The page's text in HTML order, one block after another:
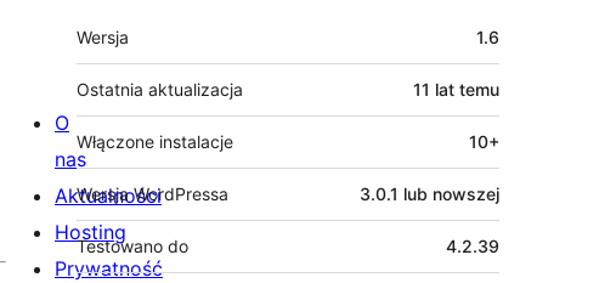
Meta
Wersja 1.6
Ostatnia aktualizacja 11 lat temu
Włączone instalacje 10+
Wersja WordPressa 3.0.1 lub nowszej
Testowano do 4.2.39
O
nas
Aktualności
Hosting
Prywatność